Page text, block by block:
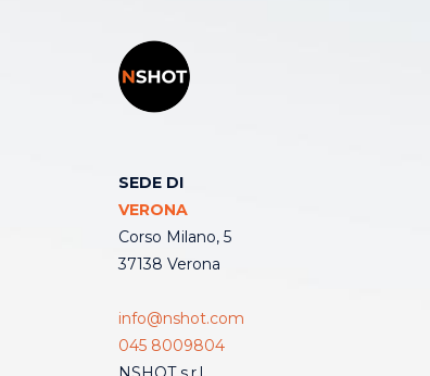
SEDE DI
VERONA
Corso Milano, 5
37138 Verona
info@nshot.com
045 8009804